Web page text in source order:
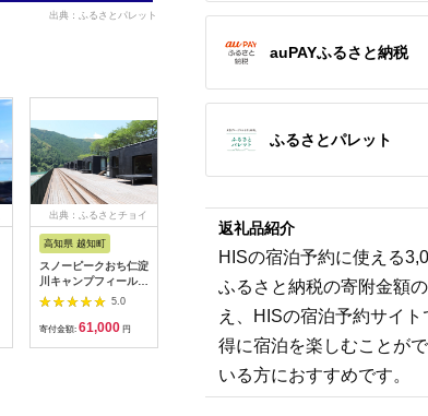
出典：ふるさとパレット
出典：ふるさとチョイ
高知県 越知町
スノーピークおち仁淀
川キャンプフィールド
「住箱-jyubako-」ペ
ア宿泊チケット
5.0
寄付金額: 61,000 円
アム
立山町 宿泊施設 宿泊
券 15,000円分 (寄附
額 60,000円) 宿泊チ
ケット 宿泊 宿 山小屋
山荘 ホテル 旅 旅行
観光 レジャー チケッ
ト 登山 トレッキング
アルペンルート 山岳
60,000
うなぎ横綱 名物 ひ
まぶし ペア お食事券
/ 鰻 ご飯 チケット 旅
行 お出かけ うなぎ
事 ランチ ディナー
ア 夫婦 カップル
無料[MFA002]
28,000
auPAYふるさと納税
ふるさとパレット
返礼品紹介
HISの宿泊予約に使える
ふるさと納税の寄附金額
え、HISの宿泊予約サイ
得に宿泊を楽しむことが
いる方におすすめです。